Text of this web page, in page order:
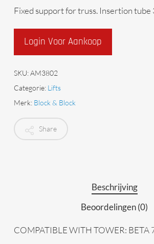
Fixed support for truss. Insertion tube
Login Voor Aankoop
SKU:AM3802
Categorie: Lifts
Merk: Block & Block
Share
Beschrijving
Beoordelingen (0)
COMPATIBLE WITH TOWER: BETA